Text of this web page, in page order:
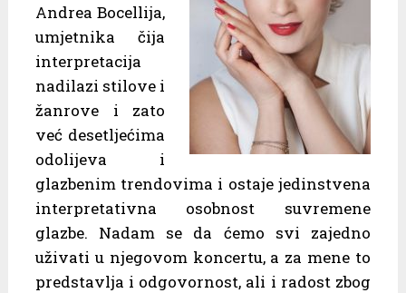
Andrea Bocellija,
umjetnika čija
interpretacija
nadilazi stilove i
žanrove i zato
već desetljećima
odolijeva i
glazbenim trendovima i ostaje jedinstvena
interpretativna osobnost suvremene
glazbe. Nadam se da ćemo svi zajedno
uživati u njegovom koncertu, a za mene to
predstavlja i odgovornost, ali i radost zbog